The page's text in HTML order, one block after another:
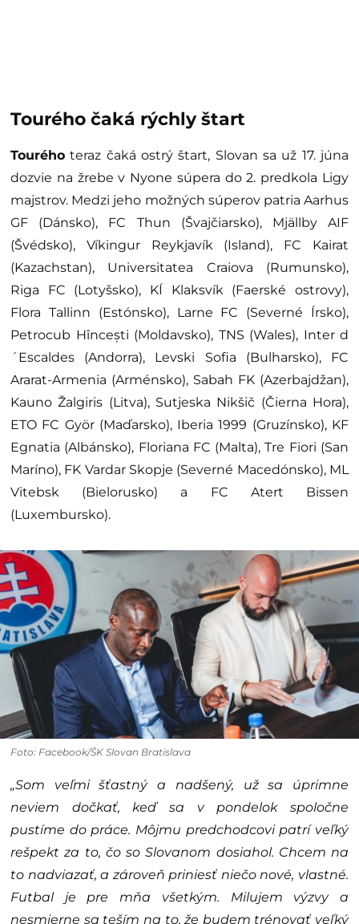
Tourého čaká rýchly štart
Tourého teraz čaká ostrý štart, Slovan sa už 17. júna
dozvie na žrebe v Nyone súpera do 2. predkola Ligy
majstrov. Medzi jeho možných súperov patria Aarhus
GF (Dánsko), FC Thun (Švajčiarsko), Mjällby AIF
(Švédsko), Víkingur Reykjavík (Island), FC Kairat
(Kazachstan), Universitatea Craiova (Rumunsko),
Riga FC (Lotyšsko), KÍ Klaksvík (Faerské ostrovy),
Flora Tallinn (Estónsko), Larne FC (Severné Írsko),
Petrocub Hîncești (Moldavsko), TNS (Wales), Inter d
´Escaldes (Andorra), Levski Sofia (Bulharsko), FC
Ararat-Armenia (Arménsko), Sabah FK (Azerbajdžan),
Kauno Žalgiris (Litva), Sutjeska Nikšič (Čierna Hora),
ETO FC Györ (Maďarsko), Iberia 1999 (Gruzínsko), KF
Egnatia (Albánsko), Floriana FC (Malta), Tre Fiori (San
Maríno), FK Vardar Skopje (Severné Macedónsko), ML
Vitebsk (Bielorusko) a FC Atert Bissen
(Luxembursko).
Foto: Facebook/ŠK Slovan Bratislava
„Som veľmi šťastný a nadšený, už sa úprimne
neviem dočkať, keď sa v pondelok spoločne
pustíme do práce. Môjmu predchodcovi patrí veľký
rešpekt za to, čo so Slovanom dosiahol. Chcem na
to nadviazať, a zároveň priniesť niečo nové, vlastné.
Futbal je pre mňa všetkým. Milujem výzvy a
nesmierne sa teším na to, že budem trénovať veľký